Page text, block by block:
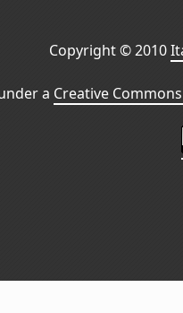
Copyright © 2010
a Creative